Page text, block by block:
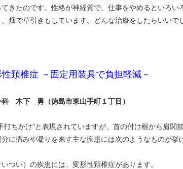
きたのです。性格が神経質で、仕事をやめるといろ
畑で草引きもしています。どんな治療をしたらいいで
性頚椎症 －固定用装具で負担軽減－
木下 勇（徳島市東山手町１丁目）
ちかけ”と表現されていますが、首の付け根から肩関
に痛みや凝りを来す主な疾患には次のようなものが挙
つい）の疾患には、変形性頚椎症があります。